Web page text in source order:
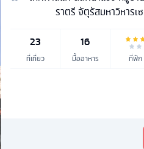
ราตรี จัตุรัสมหาวิหารเ
23
ที่เที่ยว
16
มื้ออาหาร ที่พัก